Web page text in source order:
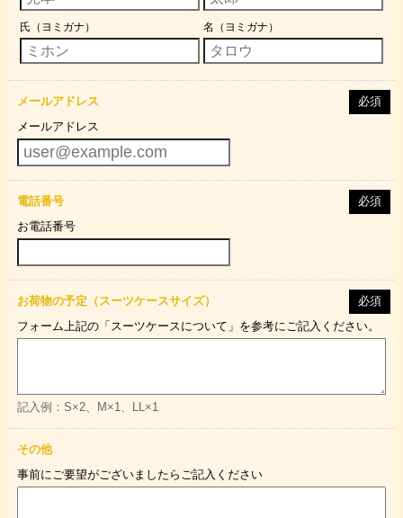
氏（ヨミガナ） 名（ヨミガナ）
メールアドレス
必須
メールアドレス
電話番号
必須
お電話番号
お荷物の予定（スーツケースサイズ）
必須
フォーム上記の「スーツケースについて」を参考にご記入ください。
記入例：S×2、M×1、LL×1
その他
事前にご要望がございましたらご記入ください